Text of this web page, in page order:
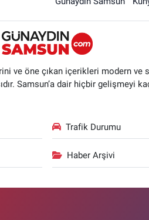
ve öne çıkan içerikleri modern ve
Samsun’a dair hiçbir gelişmeyi
Trafik Durumu
Haber Arşivi